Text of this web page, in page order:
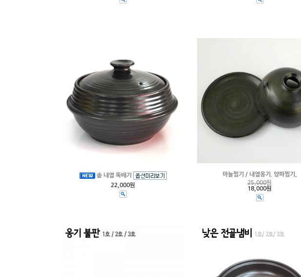
솥 내열 뚝배기
22,000원
마늘찜기 / 내열옹기. 양파찜기,
25,000원
18,000원